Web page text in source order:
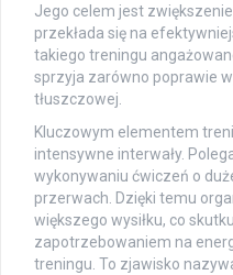
Jego celem jest
przekłada się na
takiego treningu
sprzyja zarówno poprawie
tłuszczowej.
Kluczowym elementem
intensywne interwały.
wykonywaniu ćwiczeń o
przerwach. Dzięki temu
większego wysiłku, co
zapotrzebowaniem na
treningu. To zjawisko